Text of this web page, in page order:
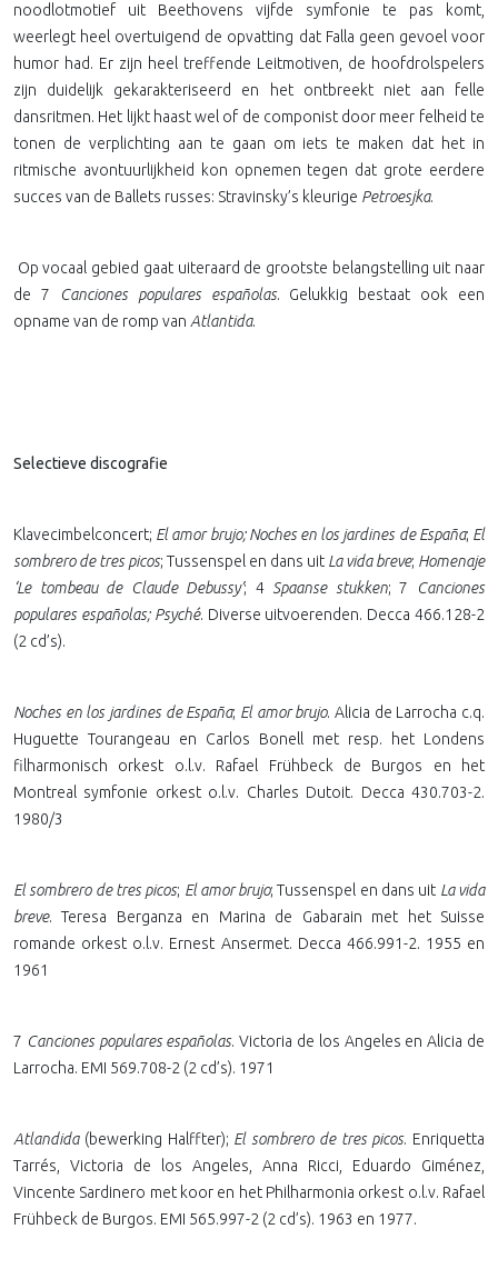
noodlotmotief uit Beethovens vijfde symfonie te pas komt,
weerlegt heel overtuigend de opvatting dat Falla geen gevoel voor
humor had. Er zijn heel treffende Leitmotiven, de hoofdrolspelers
zijn duidelijk gekarakteriseerd en het ontbreekt niet aan felle
dansritmen. Het lijkt haast wel of de componist door meer felheid te
tonen de verplichting aan te gaan om iets te maken dat het in
ritmische avontuurlijkheid kon opnemen tegen dat grote eerdere
succes van de Ballets russes: Stravinsky’s kleurige Petroesjka.
Op vocaal gebied gaat uiteraard de grootste belangstelling uit naar
de 7
Canciones populares españolas. Gelukkig bestaat ook een
opname van de romp van Atlantida.
Selectieve discografie
Klavecimbelconcert; El amor brujo; Noches en los jardines de España; El
sombrero de tres picos; Tussenspel en dans uit La vida breve; Homenaje
‘Le tombeau de Claude Debussy’; 4 Spaanse stukken; 7
Canciones
populares españolas; Psyché. Diverse uitvoerenden. Decca 466.128-2
(2 cd’s).
Noches en los jardines de España; El amor brujo. Alicia de Larrocha c.q.
Huguette Tourangeau en Carlos Bonell met resp. het Londens
filharmonisch orkest o.l.v. Rafael Frühbeck de Burgos en het
Montreal symfonie orkest o.l.v. Charles Dutoit. Decca 430.703-2.
1980/3
El sombrero de tres picos; El amor brujo; Tussenspel en dans uit La vida
breve. Teresa Berganza en Marina de Gabarain met het Suisse
romande orkest o.l.v. Ernest Ansermet. Decca 466.991-2. 1955 en
1961
7 Canciones populares españolas.Victoria de los Angeles en Alicia de
Larrocha. EMI 569.708-2 (2 cd’s). 1971
Atlandida (bewerking Halffter); El sombrero de tres picos. Enriquetta
Tarrés, Victoria de los Angeles, Anna Ricci, Eduardo Giménez,
Vincente Sardinero met koor en het Philharmonia orkest o.l.v. Rafael
Frühbeck de Burgos. EMI 565.997-2 (2 cd’s). 1963 en 1977.